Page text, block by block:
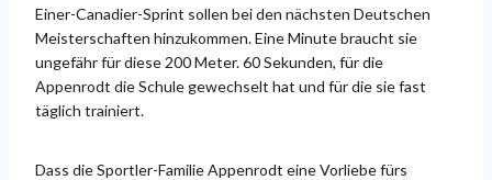
Einer-Canadier-Sprint sollen bei den nächsten Deutschen
Meisterschaften hinzukommen. Eine Minute braucht sie
ungefähr für diese 200 Meter. 60 Sekunden, für die
Appenrodt die Schule gewechselt hat und für die sie fast
täglich trainiert.
Dass die Sportler-Familie Appenrodt eine Vorliebe fürs